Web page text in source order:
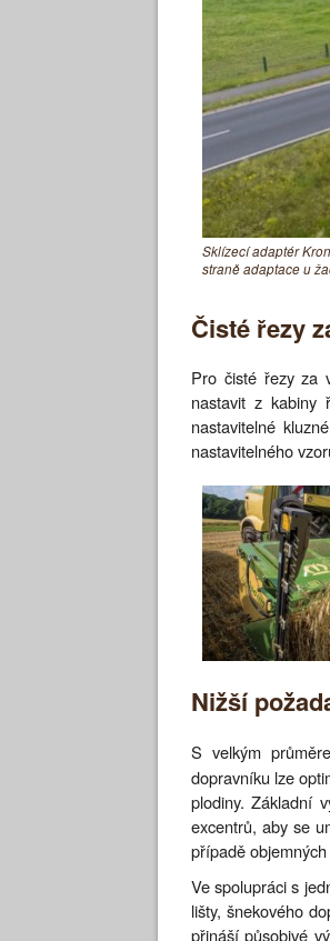
Sklízecí adaptér
straně adaptace u
Čisté řezy
Pro čisté řezy za
nastavit z kabiny
nastavitelné
nastavitelného
Nižší
S velkým
dopravníku lze
plodiny. Základní
excentrů, aby se
případě
Ve spolupráci s
lišty, šnekového
přináší působivé